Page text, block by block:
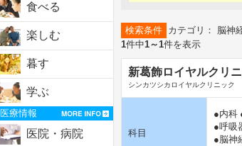
食べる
楽しむ
暮す
学ぶ
医療情報
医院・病院
検索条件 カテゴリ： 脳神
1件中1～1件を表示
新葛飾ロイヤルクリ
シンカツシカロイヤルクリニック
科目
●内科
●呼吸
●脳神